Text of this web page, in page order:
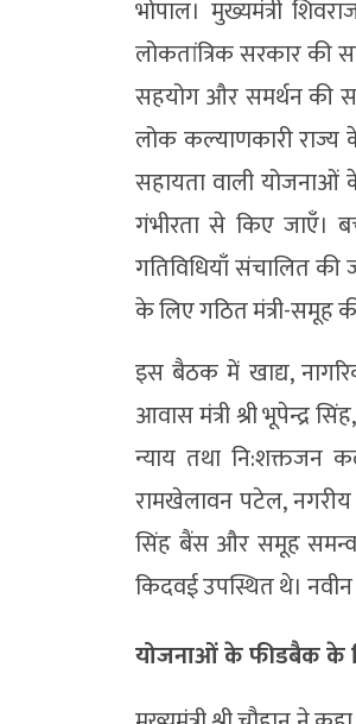
भोपाल। मुख्यमंत्री
लोकतांत्रिक सरकार की
सहयोग और समर्थन की
लोक कल्याणकारी
सहायता वाली
गंभीरता से किए जाएँ।
गतिविधियाँ संचालित की
के लिए गठित मंत्री-समूह
इस बैठक में खाद्य,
आवास मंत्री श्री भूपेन्द्र
न्याय तथा नि:शक्तजन
रामखेलावन पटेल, नगरीय
सिंह बैंस और समूह
किदवई उपस्थित थे। नवीन
योजनाओं के फीडबैक के